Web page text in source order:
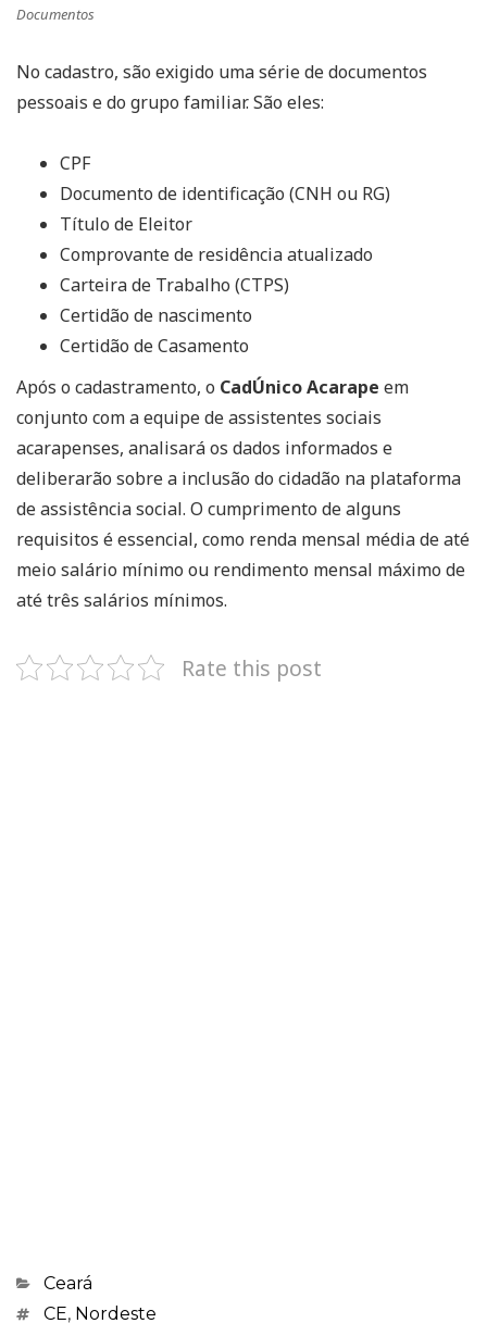
Documentos
No cadastro, são exigido uma série de documentos
pessoais e do grupo familiar. São eles:
CPF
Documento de identificação (CNH ou RG)
Título de Eleitor
Comprovante de residência atualizado
Carteira de Trabalho (CTPS)
Certidão de nascimento
Certidão de Casamento
Após o cadastramento, o CadÚnico Acarape em
conjunto com a equipe de assistentes sociais
acarapenses, analisará os dados informados e
deliberarão sobre a inclusão do cidadão na plataforma
de assistência social. O cumprimento de alguns
requisitos é essencial, como renda mensal média de até
meio salário mínimo ou rendimento mensal máximo de
até três salários mínimos.
Rate this post
Categorias
Ceará
Marcações
CE, Nordeste